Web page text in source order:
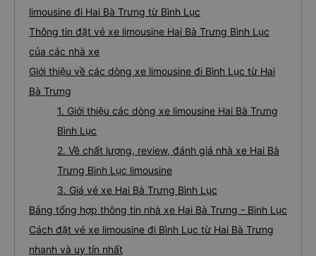
limousine đi Hai Bà Trưng từ Bình Lục
Thông tin đặt vé xe limousine Hai Bà Trưng Bình Lục
của các nhà xe
Giới thiệu về các dòng xe limousine đi Bình Lục từ Hai
Bà Trưng
1. Giới thiệu các dòng xe limousine Hai Bà Trưng
Bình Lục
2. Về chất lượng, review, đánh giá nhà xe Hai Bà
Trưng Bình Lục limousine
3. Giá vé xe Hai Bà Trưng Bình Lục
Bảng tổng hợp thông tin nhà xe Hai Bà Trưng - Bình Lục
Cách đặt vé xe limousine đi Bình Lục từ Hai Bà Trưng
nhanh và uy tín nhất